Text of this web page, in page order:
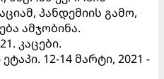
პანდემიის გამო,
ამჯობინა.
კაცები.
12-14 მარტი, 2021 -